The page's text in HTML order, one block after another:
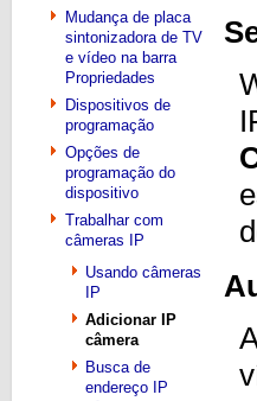
Mudança de placa
sintonizadora de TV
e vídeo na barra
Propriedades
Dispositivos de
programação
Opções de
programação do
dispositivo
Trabalhar com
câmeras IP
Usando câmeras
IP
Adicionar IP
câmera
Busca de
endereço IP